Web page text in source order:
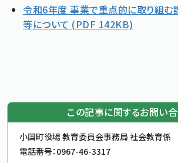
令和6年度 事業で重点的に取り組む
等について (PDF 142KB)
この記事に関するお問い
お問合せ先
小国町役場 教育委員会事務局 社会教育係
電話番号： 0967-46-3317